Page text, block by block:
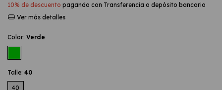
10% de descuento pagando con Transferencia o depósito bancario
Ver más detalles
Color: Verde
Talle: 40
40